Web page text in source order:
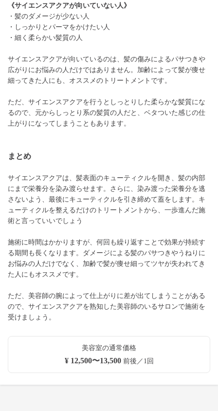
《サイエンスアクアが向いていない人》
・髪のダメージが少ない人
・しっかりとパーマをかけたい人
・細く柔らかい髪質の人
サイエンスアクアが向いているのは、髪の傷みによるパサつきや
広がりにお悩みの人だけではありません。加齢によって髪が痩せ
細ってきた人にも、オススメのトリートメントです。
ただ、サイエンスアクアを行うとしっとりした柔らかな髪質にな
るので、元からしっとり系の髪質の人だと、ベタついた感じの仕
上がりになってしまうこともあります。
まとめ
サイエンスアクアは、髪表面のキューティクルを開き、髪の内部
にまで栄養分を染み渡らせます。さらに、染み渡った栄養分を逃
さないよう、最後にキューティクルを引き締めて蓋をします。キ
ューティクルを整えるだけのトリートメントから、一歩進んだ施
術と言っていいでしょう
施術に時間はかかりますが、何回も繰り返すことで効果が持続す
る期間も長くなります。ダメージによる髪のパサつきやうねりに
お悩みの人だけでなく、加齢で髪が痩せ細ってツヤが失われてき
た人にもオススメです。
ただ、美容師の腕によって仕上がりに差が出てしまうことがある
ので、サイエンスアクアを熟知した美容師のいるサロンで施術を
受けましょう。
美容室の通常価格
¥ 12,500〜13,500前後／1回